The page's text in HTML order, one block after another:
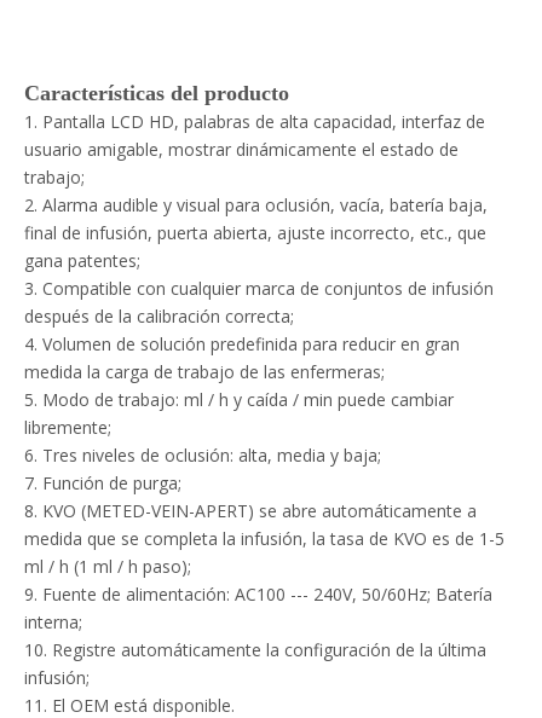
Características del producto
1. Pantalla LCD HD, palabras de alta capacidad, interfaz de
usuario amigable, mostrar dinámicamente el estado de
trabajo;
2. Alarma audible y visual para oclusión, vacía, batería baja,
final de infusión, puerta abierta, ajuste incorrecto, etc., que
gana patentes;
3. Compatible con cualquier marca de conjuntos de infusión
después de la calibración correcta;
4. Volumen de solución predefinida para reducir en gran
medida la carga de trabajo de las enfermeras;
5. Modo de trabajo: ml / h y caída / min puede cambiar
libremente;
6. Tres niveles de oclusión: alta, media y baja;
7. Función de purga;
8. KVO (METED-VEIN-APERT) se abre automáticamente a
medida que se completa la infusión, la tasa de KVO es de 1-5
ml / h (1 ml / h paso);
9. Fuente de alimentación: AC100 --- 240V, 50/60Hz; Batería
interna;
10. Registre automáticamente la configuración de la última
infusión;
11. El OEM está disponible.